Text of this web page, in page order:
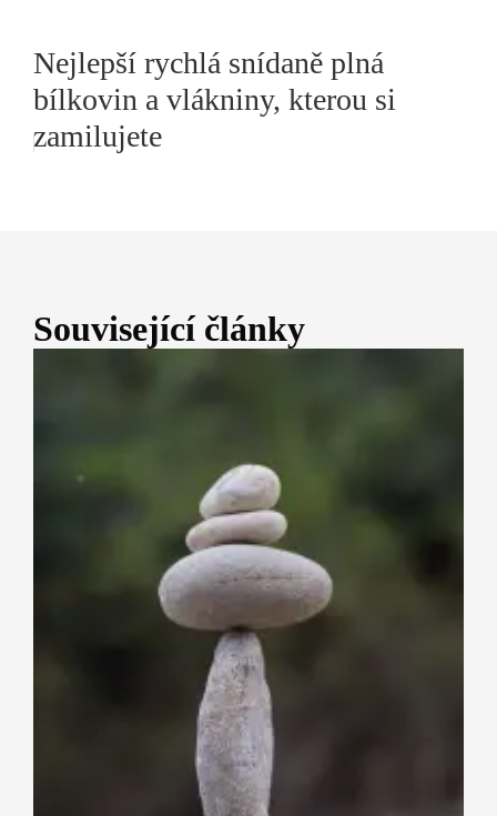
Nejlepší rychlá snídaně plná
bílkovin a vlákniny, kterou si
zamilujete
Související články